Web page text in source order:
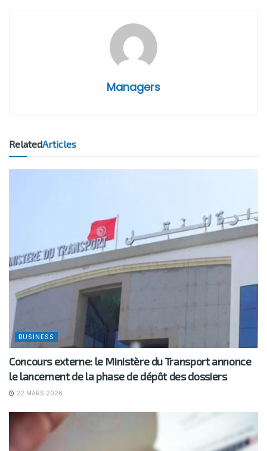
Managers
RelatedArticles
BUSINESS
Concours externe: le Ministère du Transport annonce
le lancement de la phase de dépôt des dossiers
22 MARS 2026